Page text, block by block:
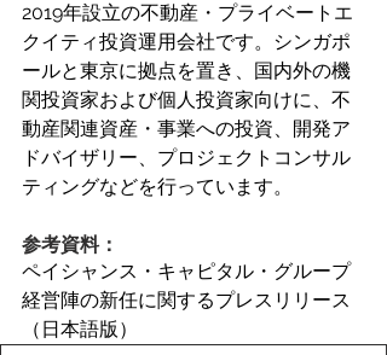
2019年設立の不動産・プライベートエ
クイティ投資運用会社です。シンガポ
ールと東京に拠点を置き、国内外の機
関投資家および個人投資家向けに、不
動産関連資産・事業への投資、開発ア
ドバイザリー、プロジェクトコンサル
ティングなどを行っています。
参考資料：
ペイシャンス・キャピタル・グループ
経営陣の新任に関するプレスリリース
（日本語版）